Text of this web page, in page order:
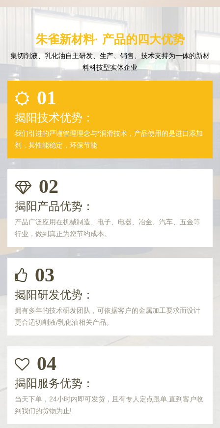
朱雀新材料· 产品的四大优势
集切削液、乳化油自主研发、生产、销售、技术支持为一体的新材
料科技型实体企业
01
揭阳技术优势：
我们引进的严谨管理理念与*润滑技术，产品使用的是进口添加
剂，其性能稳定，环保节能
02
揭阳产品优势：
产品广泛应用在机械制造、电子、电器、冶金、汽车、五金等
行业，做到真正为您节约成本。
03
揭阳研发优势：
拥有多年的技术研发团队，可依据客户的金属加工要求而设计
更合适切削液/乳化油相关产品。
04
揭阳服务优势：
当天下单，24小时内即可发货，且有专人定点跟单,直到客户收
到我们的货物为止!